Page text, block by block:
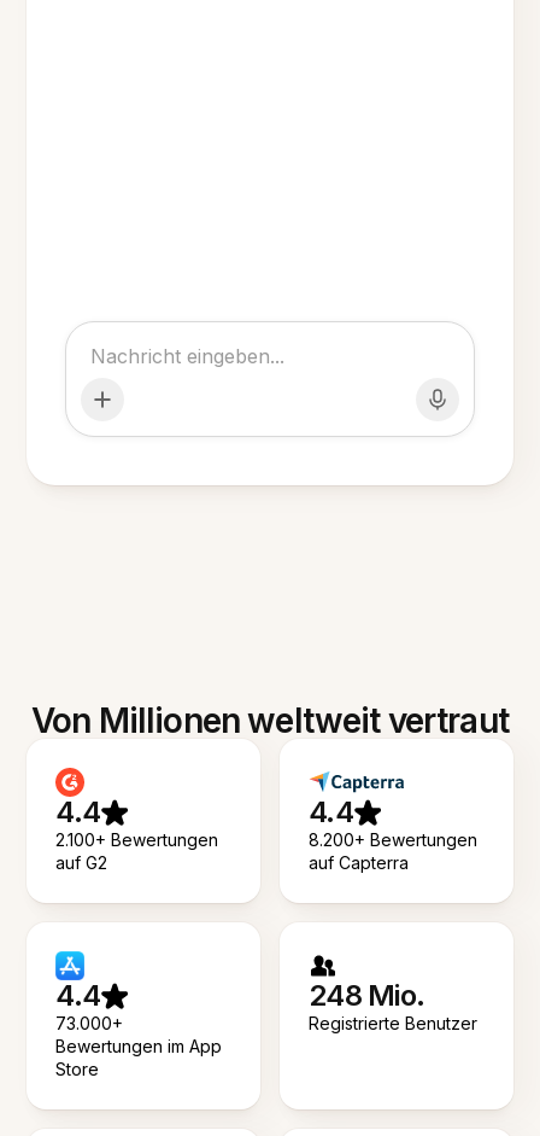
Von Millionen weltweit vertraut
4.4
2.100+ Bewertungen
auf G2
4.4
8.200+ Bewertungen
auf Capterra
4.4
73.000+
Bewertungen im App
Store
248 Mio.
Registrierte Benutzer